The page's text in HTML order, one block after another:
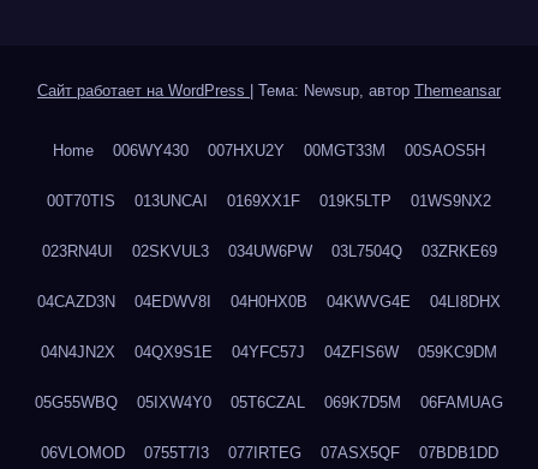
Сайт работает на WordPress Тема: Newsup, автор Themeansar
Home 006WY430 007HXU2Y 00MGT33M 00SAOS5H
00T70TIS 013UNCAI 0169XX1F 019K5LTP 01WS9NX2
023RN4UI 02SKVUL3 034UW6PW 03L7504Q 03ZRKE69
04CAZD3N 04EDWV8I 04H0HX0B 04KWVG4E 04LI8DHX
04N4JN2X 04QX9S1E 04YFC57J 04ZFIS6W 059KC9DM
05G55WBQ 05IXW4Y0 05T6CZAL 069K7D5M 06FAMUAG
06VLOMOD 0755T7I3 077IRTEG 07ASX5QF 07BDB1DD